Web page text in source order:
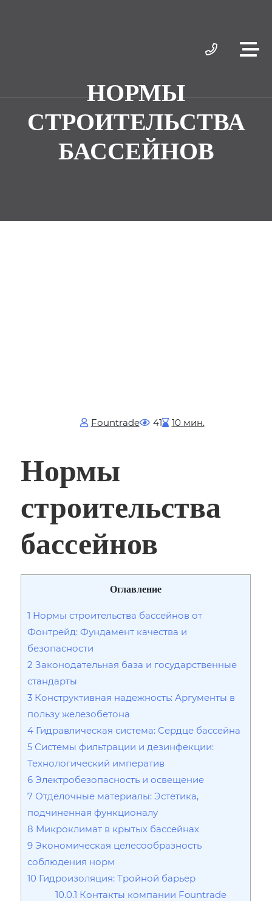
НОРМЫ
СТРОИТЕЛЬСТВА
БАССЕЙНОВ
Fоuntrade 41 10 мин.
Нормы
строительства
бассейнов
Оглавление
1 Нормы строительства бассейнов от
Фонтрейд: Фундамент качества и
безопасности
2 Законодательная база и государственные
стандарты
3 Конструктивная надежность: Аргументы в
пользу железобетона
4 Гидравлическая система: Сердце бассейна
5 Системы фильтрации и дезинфекции:
Технологический императив
6 Электробезопасность и освещение
7 Отделочные материалы: Эстетика,
подчиненная функционалу
8 Микроклимат в крытых бассейнах
9 Экономическая целесообразность
соблюдения норм
10 Гидроизоляция: Тройной барьер
10.0.1 Контакты компании Fountrade